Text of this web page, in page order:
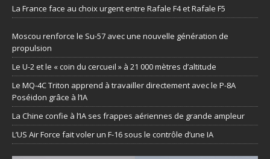
La France face au choix urgent entre Rafale F4 et Rafale F5
Moscou renforce le Su-57 avec une nouvelle génération de
propulsion
Le U-2 et le « coin du cercueil » à 21 000 mètres d’altitude
Le MQ-4C Triton apprend à travailler directement avec le P-8A
Poséidon grâce à l’IA
La Chine confie à l’IA ses frappes aériennes de grande ampleur
L’US Air Force fait voler un F-16 sous le contrôle d’une IA